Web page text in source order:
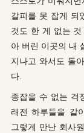
갈피를 못 잡게 되
것도 한 게 없는
아 버린 이곳의 내
지나고 와서도 돌
다.
종잡을 수 없는 걱
래전 하루들을 같
그렇게 만난 회사